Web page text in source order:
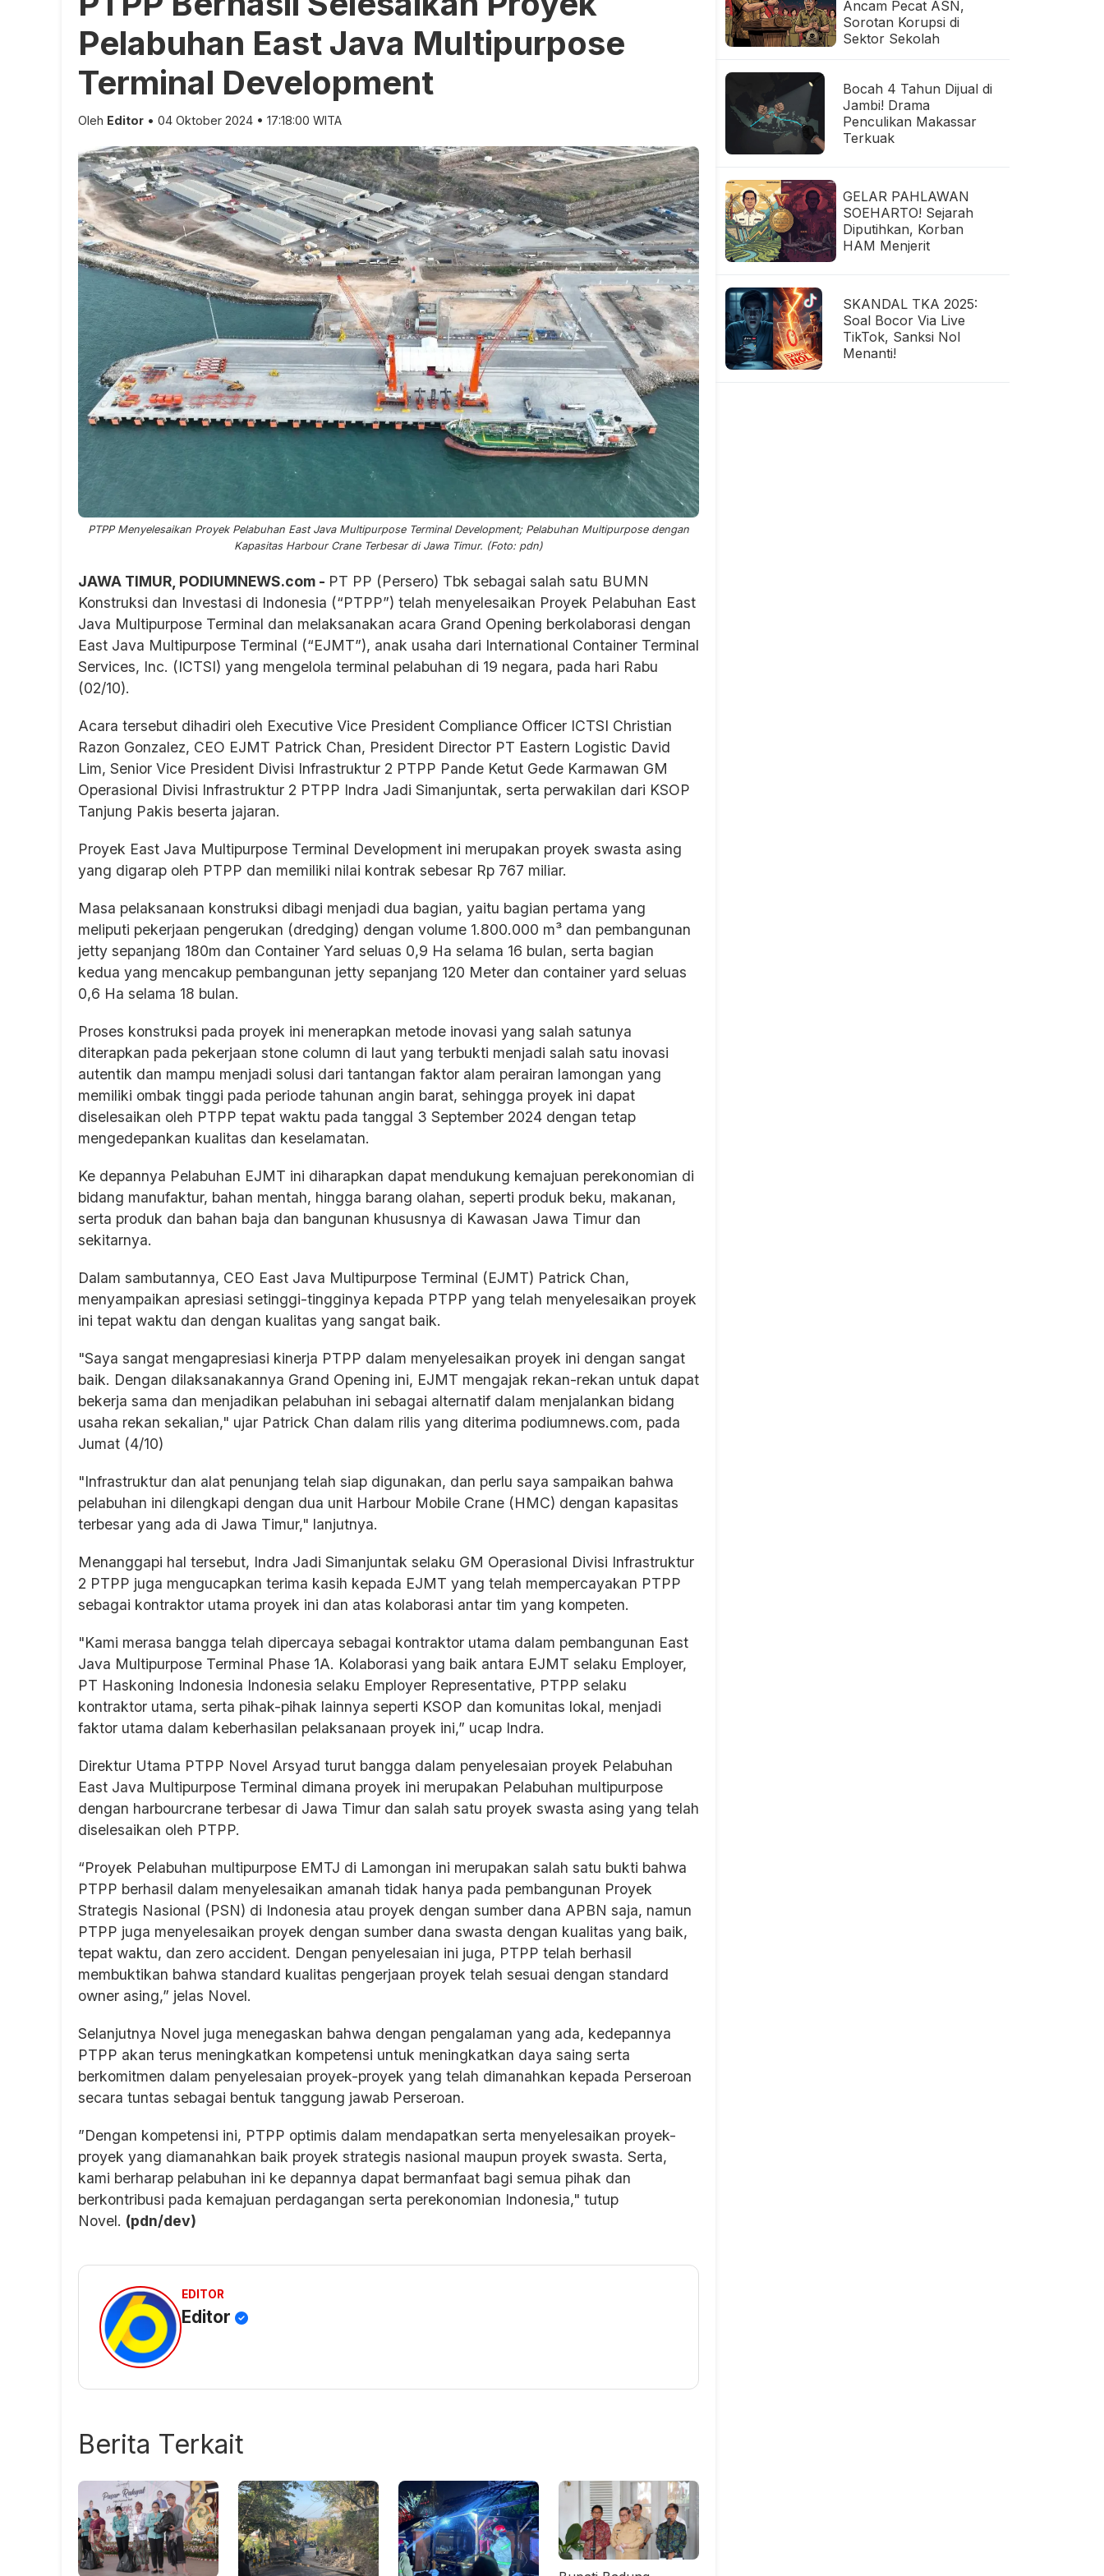
Pelabuhan East Java Multipurpose
Terminal Development
Oleh Editor • 04 Oktober 2024 • 17:18:00 WITA
PTPP Menyelesaikan Proyek Pelabuhan East Java Multipurpose Terminal Development; Pelabuhan Multipurpose dengan
Kapasitas Harbour Crane Terbesar di Jawa Timur. (Foto: pdn)
JAWA TIMUR, PODIUMNEWS.com - PT PP (Persero) Tbk sebagai salah satu BUMN
Konstruksi dan Investasi di Indonesia (“PTPP”) telah menyelesaikan Proyek Pelabuhan East
Java Multipurpose Terminal dan melaksanakan acara Grand Opening berkolaborasi dengan
East Java Multipurpose Terminal (“EJMT”), anak usaha dari International Container Terminal
Services, Inc. (ICTSI) yang mengelola terminal pelabuhan di 19 negara, pada hari Rabu
(02/10).
Acara tersebut dihadiri oleh Executive Vice President Compliance Officer ICTSI Christian
Razon Gonzalez, CEO EJMT Patrick Chan, President Director PT Eastern Logistic David
Lim, Senior Vice President Divisi Infrastruktur 2 PTPP Pande Ketut Gede Karmawan GM
Operasional Divisi Infrastruktur 2 PTPP Indra Jadi Simanjuntak, serta perwakilan dari KSOP
Tanjung Pakis beserta jajaran.
Proyek East Java Multipurpose Terminal Development ini merupakan proyek swasta asing
yang digarap oleh PTPP dan memiliki nilai kontrak sebesar Rp 767 miliar.
Masa pelaksanaan konstruksi dibagi menjadi dua bagian, yaitu bagian pertama yang
meliputi pekerjaan pengerukan (dredging) dengan volume 1.800.000 m³ dan pembangunan
jetty sepanjang 180m dan Container Yard seluas 0,9 Ha selama 16 bulan, serta bagian
kedua yang mencakup pembangunan jetty sepanjang 120 Meter dan container yard seluas
0,6 Ha selama 18 bulan.
Proses konstruksi pada proyek ini menerapkan metode inovasi yang salah satunya
diterapkan pada pekerjaan stone column di laut yang terbukti menjadi salah satu inovasi
autentik dan mampu menjadi solusi dari tantangan faktor alam perairan lamongan yang
memiliki ombak tinggi pada periode tahunan angin barat, sehingga proyek ini dapat
diselesaikan oleh PTPP tepat waktu pada tanggal 3 September 2024 dengan tetap
mengedepankan kualitas dan keselamatan.
Ke depannya Pelabuhan EJMT ini diharapkan dapat mendukung kemajuan perekonomian di
bidang manufaktur, bahan mentah, hingga barang olahan, seperti produk beku, makanan,
serta produk dan bahan baja dan bangunan khususnya di Kawasan Jawa Timur dan
sekitarnya.
Dalam sambutannya, CEO East Java Multipurpose Terminal (EJMT) Patrick Chan,
menyampaikan apresiasi setinggi-tingginya kepada PTPP yang telah menyelesaikan proyek
ini tepat waktu dan dengan kualitas yang sangat baik.
"Saya sangat mengapresiasi kinerja PTPP dalam menyelesaikan proyek ini dengan sangat
baik. Dengan dilaksanakannya Grand Opening ini, EJMT mengajak rekan-rekan untuk dapat
bekerja sama dan menjadikan pelabuhan ini sebagai alternatif dalam menjalankan bidang
usaha rekan sekalian," ujar Patrick Chan dalam rilis yang diterima podiumnews.com, pada
Jumat (4/10)
"Infrastruktur dan alat penunjang telah siap digunakan, dan perlu saya sampaikan bahwa
pelabuhan ini dilengkapi dengan dua unit Harbour Mobile Crane (HMC) dengan kapasitas
terbesar yang ada di Jawa Timur," lanjutnya.
Menanggapi hal tersebut, Indra Jadi Simanjuntak selaku GM Operasional Divisi Infrastruktur
2 PTPP juga mengucapkan terima kasih kepada EJMT yang telah mempercayakan PTPP
sebagai kontraktor utama proyek ini dan atas kolaborasi antar tim yang kompeten.
"Kami merasa bangga telah dipercaya sebagai kontraktor utama dalam pembangunan East
Java Multipurpose Terminal Phase 1A. Kolaborasi yang baik antara EJMT selaku Employer,
PT Haskoning Indonesia Indonesia selaku Employer Representative, PTPP selaku
kontraktor utama, serta pihak-pihak lainnya seperti KSOP dan komunitas lokal, menjadi
faktor utama dalam keberhasilan pelaksanaan proyek ini,” ucap Indra.
Direktur Utama PTPP Novel Arsyad turut bangga dalam penyelesaian proyek Pelabuhan
East Java Multipurpose Terminal dimana proyek ini merupakan Pelabuhan multipurpose
dengan harbourcrane terbesar di Jawa Timur dan salah satu proyek swasta asing yang telah
diselesaikan oleh PTPP.
“Proyek Pelabuhan multipurpose EMTJ di Lamongan ini merupakan salah satu bukti bahwa
PTPP berhasil dalam menyelesaikan amanah tidak hanya pada pembangunan Proyek
Strategis Nasional (PSN) di Indonesia atau proyek dengan sumber dana APBN saja, namun
PTPP juga menyelesaikan proyek dengan sumber dana swasta dengan kualitas yang baik,
tepat waktu, dan zero accident. Dengan penyelesaian ini juga, PTPP telah berhasil
membuktikan bahwa standard kualitas pengerjaan proyek telah sesuai dengan standard
owner asing,” jelas Novel.
Selanjutnya Novel juga menegaskan bahwa dengan pengalaman yang ada, kedepannya
PTPP akan terus meningkatkan kompetensi untuk meningkatkan daya saing serta
berkomitmen dalam penyelesaian proyek-proyek yang telah dimanahkan kepada Perseroan
secara tuntas sebagai bentuk tanggung jawab Perseroan.
”Dengan kompetensi ini, PTPP optimis dalam mendapatkan serta menyelesaikan proyek-
proyek yang diamanahkan baik proyek strategis nasional maupun proyek swasta. Serta,
kami berharap pelabuhan ini ke depannya dapat bermanfaat bagi semua pihak dan
berkontribusi pada kemajuan perdagangan serta perekonomian Indonesia," tutup
Novel. (pdn/dev)
EDITOR
Editor
Berita Terkait
Ancam Pecat ASN,
Sorotan Korupsi di
Sektor Sekolah
Bocah 4 Tahun Dijual di
Jambi! Drama
Penculikan Makassar
Terkuak
GELAR PAHLAWAN
SOEHARTO! Sejarah
Diputihkan, Korban
HAM Menjerit
SKANDAL TKA 2025:
Soal Bocor Via Live
TikTok, Sanksi Nol
Menanti!